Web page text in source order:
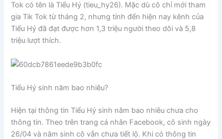
Tok có tên là Tiểu Hý (tieu_hy26). Mặc dù cô chỉ mới tham
gia Tik Tok từ tháng 2, nhưng tính đến hiện nay kênh của
Tiểu Hý đã đạt được hơn 1,3 triệu người theo dõi và 5,8
triệu lượt thích.
Tiểu Hý sinh năm bao nhiêu?
Hiện tại thông tin Tiểu Hý sinh năm bao nhiêu chưa cho
thông tin. Theo trên trang cá nhân Facebook, cô sinh ngày
26/04 và năm sinh cô vẫn chưa tiết lộ. Khi có thông tin